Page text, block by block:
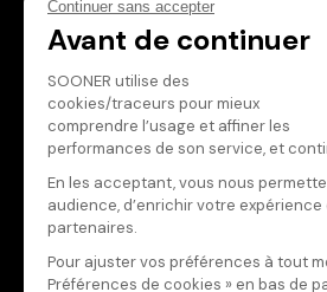
Donnez votre avis
Votre note
Votre commentaire
Il faut vous connecter pour
publier un avis
CONNEXION